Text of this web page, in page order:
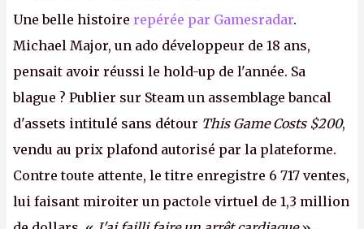
Une belle histoire repérée par Gamesradar.
Michael Major, un ado développeur de 18 ans,
pensait avoir réussi le hold-up de l'année. Sa
blague ? Publier sur Steam un assemblage bancal
d'assets intitulé sans détour This Game Costs $200,
vendu au prix plafond autorisé par la plateforme.
Contre toute attente, le titre enregistre 6 717 ventes,
lui faisant miroiter un pactole virtuel de 1,3 million